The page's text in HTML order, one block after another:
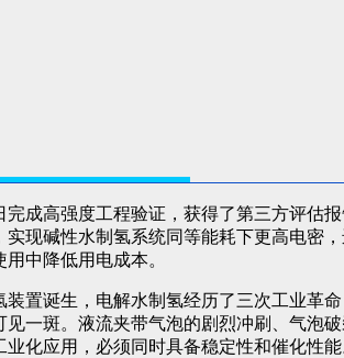
成高强度工程验证，获得了第三方评估
现碱性水制氢系统同等能耗下更高电密
中降低用电成本。
装置诞生，电解水制氢经历了三次工业革
一斑。液流夹带气泡的剧烈冲刷、气泡
化应用，必须同时具备稳定性和催化性能